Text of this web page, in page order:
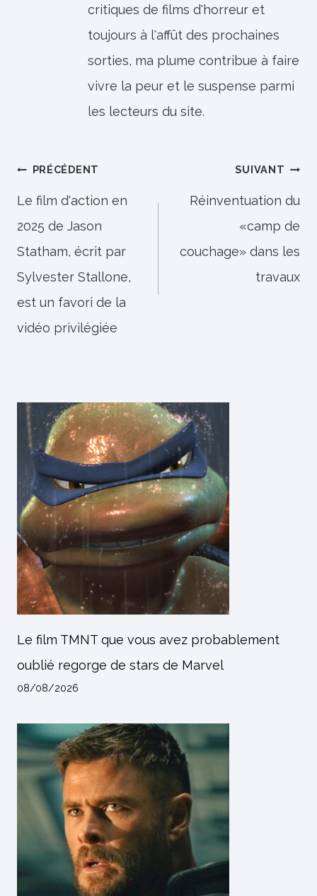
critiques de films d'horreur et
toujours à l'affût des prochaines
sorties, ma plume contribue à faire
vivre la peur et le suspense parmi
les lecteurs du site.
Navigation
de
l’article
PRÉCÉDENT
Le film d'action en
2025 de Jason
Statham, écrit par
Sylvester Stallone,
est un favori de la
vidéo privilégiée
SUIVANT
Réinventuation du
«camp de
couchage» dans les
travaux
Le film TMNT que vous avez probablement
oublié regorge de stars de Marvel
08/08/2026